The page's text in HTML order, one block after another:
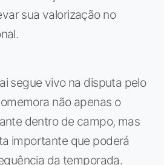
sua valorização no
segue vivo na disputa pelo
não apenas o
dentro de campo, mas
importante que poderá
da temporada.